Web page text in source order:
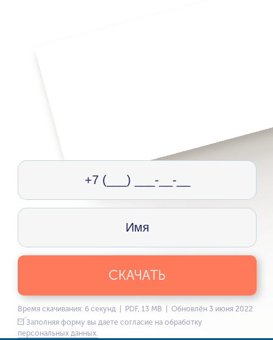
СКАЧАТЬ
Время скачивания: 6 секунд | PDF, 13 MB | Обновлён 3 июня 2022
Заполняя форму вы даете согласие на обработку
персональных данных.